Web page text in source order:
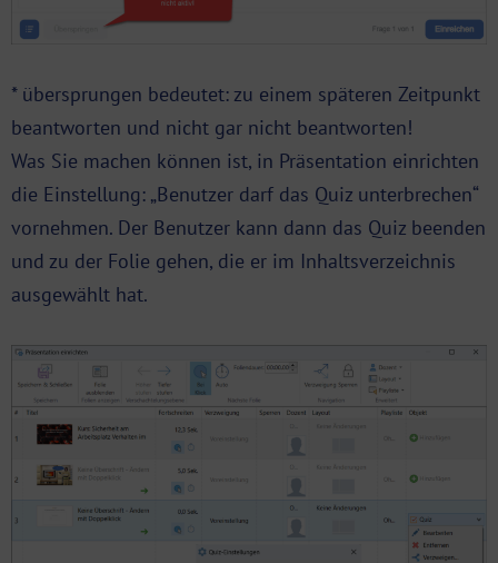
* übersprungen bedeutet: zu einem späteren Zeitpunkt
beantworten und nicht gar nicht beantworten!
Was Sie machen können ist, in Präsentation einrichten
die Einstellung: „Benutzer darf das Quiz unterbrechen“
vornehmen. Der Benutzer kann dann das Quiz beenden
und zu der Folie gehen, die er im Inhaltsverzeichnis
ausgewählt hat.